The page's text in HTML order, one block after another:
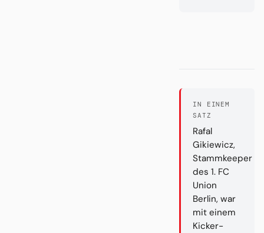
IN EINEM
SATZ
Rafal
Gikiewicz,
Stammkeeper
des 1. FC
Union
Berlin, war
mit einem
Kicker-